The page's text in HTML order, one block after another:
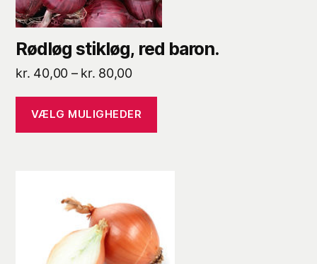
Rødløg stikløg, red baron.
kr. 40,00 – kr. 80,00Prisinterval:
til
kr. 80,00
VÆLG MULIGHEDER
Mulighederne
kan
vælges
på
varesiden
varianter.